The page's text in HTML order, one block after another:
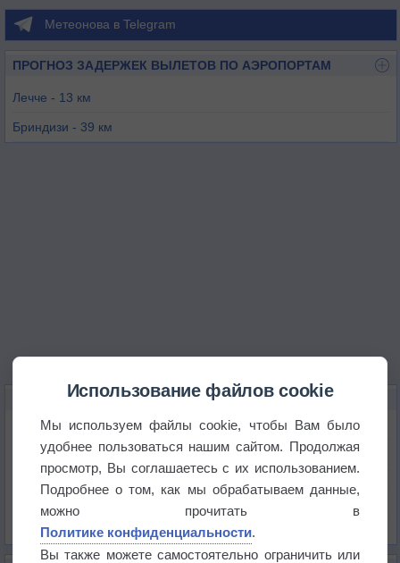
Метеонова в Telegram
ПРОГНОЗ ЗАДЕРЖЕК ВЫЛЕТОВ ПО АЭРОПОРТАМ
Лечче - 13 км
Бриндизи - 39 км
КАРТЫ ПОГОДЫ В ЛЕЧЧE
Температура
Давление
Осадки
Список всех карт
Использование файлов cookie
Мы используем файлы cookie, чтобы Вам было
удобнее пользоваться нашим сайтом. Продолжая
просмотр, Вы соглашаетесь с их использованием.
Подробнее о том, как мы обрабатываем данные,
можно прочитать в
Политике конфиденциальности.
Вы также можете самостоятельно ограничить или